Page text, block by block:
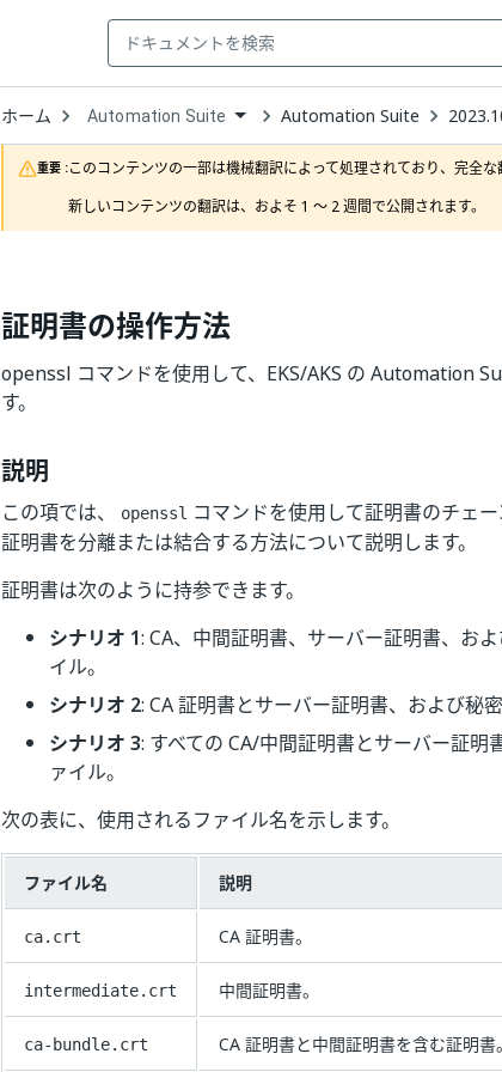
ホーム Open
Dropdown
to
choose
product
Automation Suite Automation Suite
重要 :このコンテンツの一部は機械翻訳によって処理されており、完全な
新しいコンテンツの翻訳は、およそ 1 ～ 2 週間で公開されます。
証明書の操作方法
openssl コマンドを使用して、EKS/AKS の Automation
す。
説明
この項では、 openssl コマンドを使用して証明書のチェ
証明書を分離または結合する方法について説明します。
証明書は次のように持参できます。
シナリオ 1: CA、中間証明書、サーバー証明書、お
イル。
シナリオ 2: CA 証明書とサーバー証明書、および秘
シナリオ 3: すべての CA/中間証明書とサーバー証
ァイル。
次の表に、使用されるファイル名を示します。
ファイル名 説明
ca.crt CA 証明書。
intermediate.crt 中間証明書。
ca-bundle.crt CA 証明書と中間証明書を含む証明書。